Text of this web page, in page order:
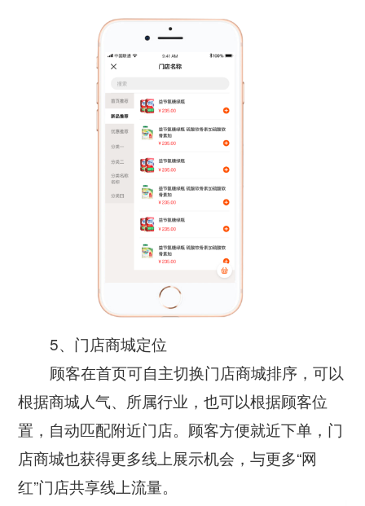
5、门店商城定位
顾客在首页可自主切换门店商城排序，可以
根据商城人气、所属行业，也可以根据顾客位
置，自动匹配附近门店。顾客方便就近下单，门
店商城也获得更多线上展示机会，与更多“网
红”门店共享线上流量。